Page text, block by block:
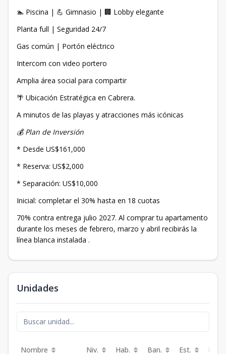
🏊 Piscina | 💪 Gimnasio | 🏢 Lobby elegante
Planta full | Seguridad 24/7
Gas común | Portón eléctrico
Intercom con video portero
Amplia área social para compartir
🌴 Ubicación Estratégica en Cabrera.
A minutos de las playas y atracciones más icónicas
💰 Plan de Inversión
* Desde US$161,000
* Reserva: US$2,000
* Separación: US$10,000
Inicial: completar el 30% hasta en 18 cuotas
70% contra entrega julio 2027. Al comprar tu apartamento
durante los meses de febrero, marzo y abril recibirás la
línea blanca instalada .
Unidades
Nombre Niv. Hab. Ban. Est.